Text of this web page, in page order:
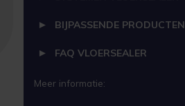
BIJPASSENDE PRODUCTEN
FAQ VLOERSEALER
Meer informatie: